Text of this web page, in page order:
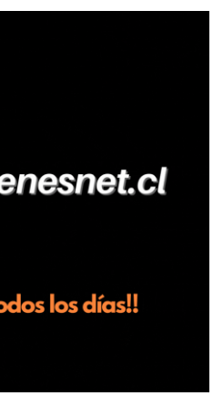
cerca de las 11:30 horas en el
vehículo y, en medio de la
de los hombros, empujado al
y manos, mientr...